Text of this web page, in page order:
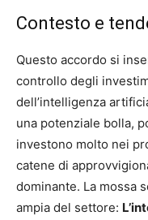
Contesto e
Questo accordo si
controllo degli
dell’intelligenza
una potenziale bolla,
investono molto nei
catene di
dominante. La mossa
ampia del settore: